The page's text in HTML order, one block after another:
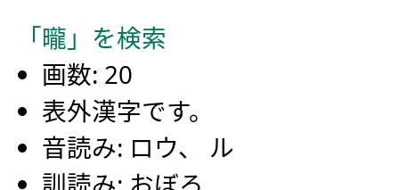
「曨」を検索
画数: 20
表外漢字です。
音読み: ロウ、 ル